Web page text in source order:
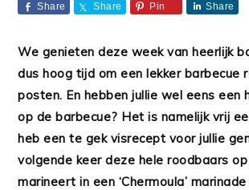
Share Share Pin Share
We genieten deze week van heerlijk
dus hoog tijd om een lekker barbecue
posten. En hebben jullie wel eens een
op de barbecue? Het is namelijk vrij
heb een te gek visrecept voor jullie
volgende keer deze hele roodbaars
marineert in een ‘Chermoula’